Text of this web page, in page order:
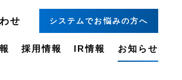
せ システムでお悩みの方へ
採用情報 IR情報 お知らせ